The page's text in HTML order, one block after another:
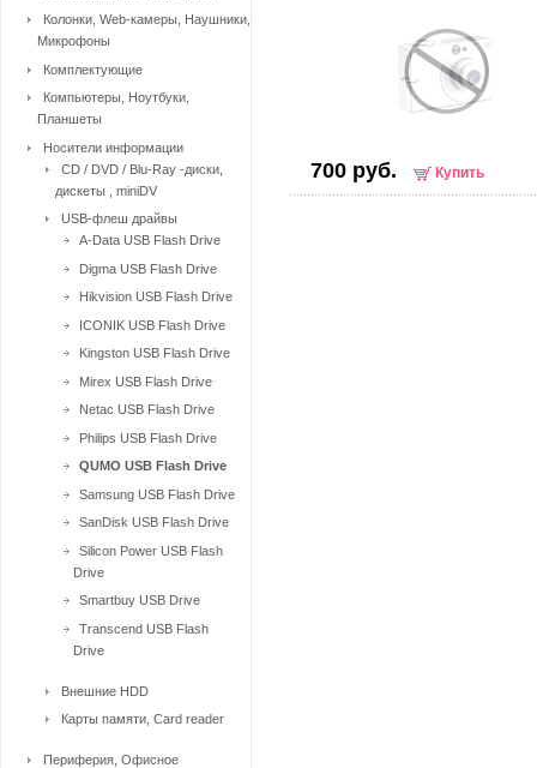
700 руб. Купить
Колонки, Web-камеры, Наушники,
Микрофоны
Комплектующие
Компьютеры, Ноутбуки,
Планшеты
Носители информации
CD / DVD / Blu-Ray -диски,
дискеты , miniDV
USB-флеш драйвы
A-Data USB Flash Drive
Digma USB Flash Drive
Hikvision USB Flash Drive
ICONIK USB Flash Drive
Kingston USB Flash Drive
Mirex USB Flash Drive
Netac USB Flash Drive
Philips USB Flash Drive
QUMO USB Flash Drive
Samsung USB Flash Drive
SanDisk USB Flash Drive
Silicon Power USB Flash
Drive
Smartbuy USB Drive
Transcend USB Flash
Drive
Внешние HDD
Карты памяти, Card reader
Периферия, Офисное